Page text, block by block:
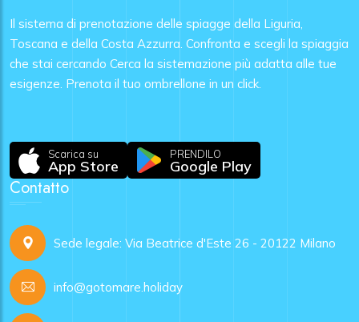
Il sistema di prenotazione delle spiagge della Liguria,
Toscana e della Costa Azzurra. Confronta e scegli la spiaggia
che stai cercando Cerca la sistemazione più adatta alle tue
esigenze. Prenota il tuo ombrellone in un click.
Scarica su
App Store
PRENDILO
Google Play
Contatto
Sede legale: Via Beatrice d'Este 26 - 20122 Milano
info@gotomare.holiday